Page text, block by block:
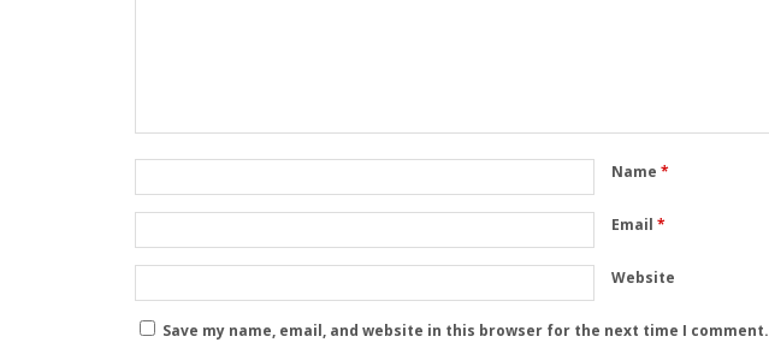
Name *
Email *
Website
Save my name, email, and website in this browser for the next time I comment.